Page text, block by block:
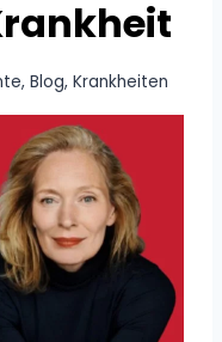
, Blog, Krankheiten